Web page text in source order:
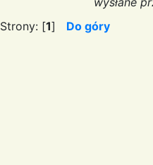
Strony: [1] Do góry